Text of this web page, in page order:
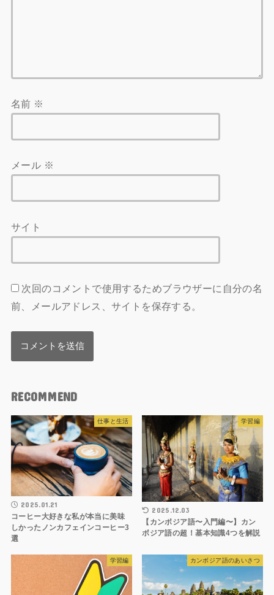
名前 ※
メール ※
サイト
次回のコメントで使用するためブラウザーに自分の名
前、メールアドレス、サイトを保存する。
RECOMMEND
仕事と生活
2025.01.21
コーヒー大好きな私が本当に美味
しかったノンカフェインコーヒー3
選
学習編
2025.12.03
【カンボジア語〜入門編〜】カン
ボジア語の超！基本知識4つを解説
学習編 カンボジア語のあいさつ